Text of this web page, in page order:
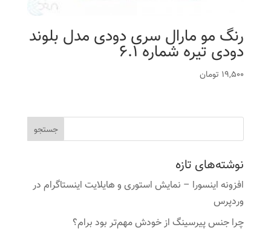
رنگ مو مارال سری دودی مدل بلوند
دودی تیره شماره 6.1
19,500 تومان
نوشته‌های تازه
افزونه اینسورا – نمایش استوری و هایلایت اینستاگرام در
وردپرس
چرا جنس پیرسینگ از خودش مهم‌تر بود برام؟